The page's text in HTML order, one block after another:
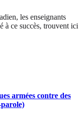
les enseignants
à ce succès, trouvent ici
armées contre des